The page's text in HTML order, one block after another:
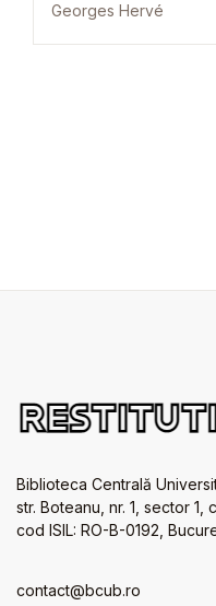
Georges Hervé
Biblioteca Centrală
str. Boteanu, nr. 1, sector 1,
cod ISIL: RO-B-0192,
contact@bcub.ro